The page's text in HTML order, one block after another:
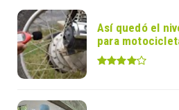
Así quedó el
para